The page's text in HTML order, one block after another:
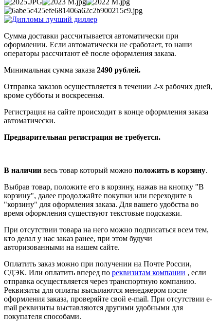
Сумма доставки рассчитывается автоматически при
оформлении. Если автоматически не сработает, то наши
операторы рассчитают её после оформления заказа.
Минимальная сумма заказа 2490 рублей.
Отправка заказов осуществляется в течении 2-х рабочих дней,
кроме субботы и воскресенья.
Регистрация на сайте происходит в конце оформления заказа
автоматически.
Предварительная регистрация не требуется.
В наличии весь товар который можно положить в корзину.
Выбрав товар, положите его в корзину, нажав на кнопку "В
корзину", далее продолжайте покупки или переходите в
"корзину" для оформления заказа. Для вашего удобства во
время оформления существуют текстовые подсказки.
При отсутствии товара на него можно подписаться всем тем,
кто делал у нас заказ ранее, при этом будучи
авторизованными на нашем сайте.
Оплатить заказ можно при получении на Почте России,
СДЭК. Или оплатить вперед по реквизитам компании , если
отправка осуществляется через транспортную компанию.
Реквизиты для оплаты высылаются менеджером после
оформления заказа, проверяйте свой e-mail. При отсутствии e-
mail реквизиты выставляются другими удобными для
покупателя способами.